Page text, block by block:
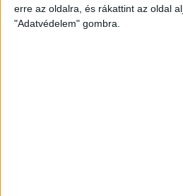
erre az oldalra, és rákattint az oldal
"Adatvédelem" gombra.
Bejelentésünk nyomán 4
szabtak ki a Szent Ágota